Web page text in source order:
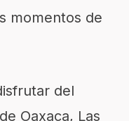
momentos de
del
Oaxaca, Las